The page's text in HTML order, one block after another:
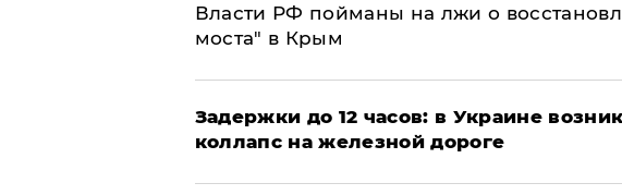
Власти РФ пойманы на лжи о
моста" в Крым
Задержки до 12 часов: в Украине
коллапс на железной дороге